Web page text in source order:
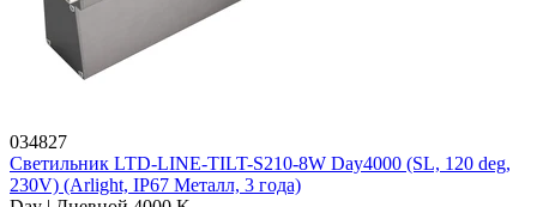
034827
Светильник LTD-LINE-TILT-S210-8W Day4000 (SL, 120 deg,
230V) (Arlight, IP67 Металл, 3 года)